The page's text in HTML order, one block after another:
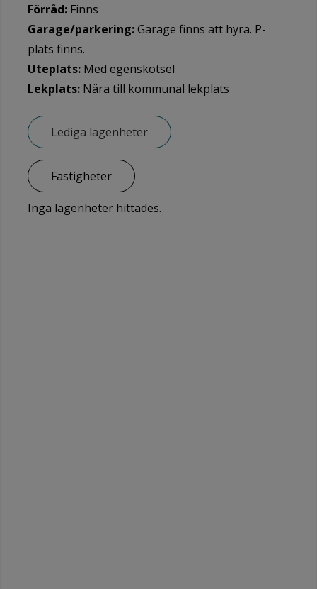
Förråd: Finns
Garage/parkering:Garage finns att hyra. P-
plats finns.
Uteplats: Med egenskötsel
Lekplats: Nära till kommunal lekplats
Lediga lägenheter
Fastigheter
Inga lägenheter hittades.